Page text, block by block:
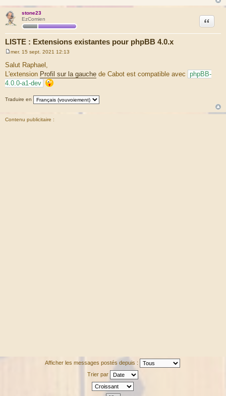
stone23
EzComien
LISTE : Extensions existantes pour phpBB 4.0.x
Citation
e
s
s
a
g
mer. 15 sept. 2021 12:13
Salut Raphael,
L'extension Profil sur la gauche de Cabot est compatible avec phpBB-
4.0.0-a1-dev
Traduire en
Contenu publicitaire :
Afficher les messages postés depuis :
Trier par